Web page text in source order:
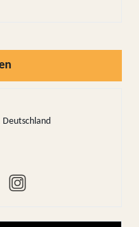
Deutschland